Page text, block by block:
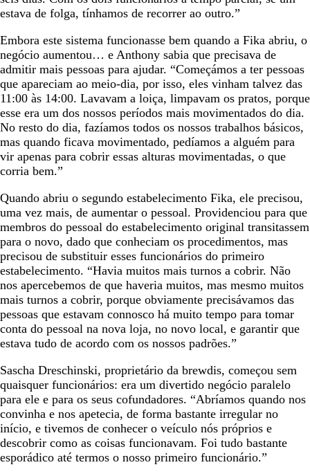
estava de folga, tínhamos de recorrer ao outro.”
Embora este sistema funcionasse bem quando a Fika abriu, o
negócio aumentou… e Anthony sabia que precisava de
admitir mais pessoas para ajudar. “Começámos a ter pessoas
que apareciam ao meio-dia, por isso, eles vinham talvez das
11:00 às 14:00. Lavavam a loiça, limpavam os pratos, porque
esse era um dos nossos períodos mais movimentados do dia.
No resto do dia, fazíamos todos os nossos trabalhos básicos,
mas quando ficava movimentado, pedíamos a alguém para
vir apenas para cobrir essas alturas movimentadas, o que
corria bem.”
Quando abriu o segundo estabelecimento Fika, ele precisou,
uma vez mais, de aumentar o pessoal. Providenciou para que
membros do pessoal do estabelecimento original transitassem
para o novo, dado que conheciam os procedimentos, mas
precisou de substituir esses funcionários do primeiro
estabelecimento. “Havia muitos mais turnos a cobrir. Não
nos apercebemos de que haveria muitos, mas mesmo muitos
mais turnos a cobrir, porque obviamente precisávamos das
pessoas que estavam connosco há muito tempo para tomar
conta do pessoal na nova loja, no novo local, e garantir que
estava tudo de acordo com os nossos padrões.”
Sascha Dreschinski, proprietário da brewdis, começou sem
quaisquer funcionários: era um divertido negócio paralelo
para ele e para os seus cofundadores. “Abríamos quando nos
convinha e nos apetecia, de forma bastante irregular no
início, e tivemos de conhecer o veículo nós próprios e
descobrir como as coisas funcionavam. Foi tudo bastante
esporádico até termos o nosso primeiro funcionário.”